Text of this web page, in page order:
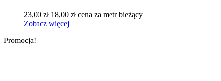
23,00zł Pierwotna
cena
18,00 złAktualna
cena za metr bieżący
Zobacz więcej
Promocja!